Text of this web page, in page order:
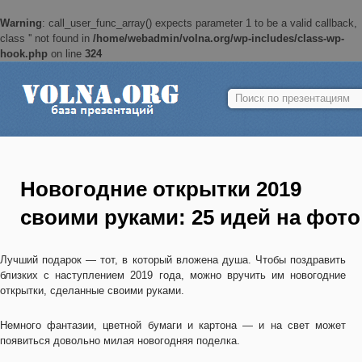
Warning: call_user_func_array() expects parameter 1 to be a valid callback,
class '' not found in /home/webadmin/volna.org/wp-includes/class-wp-
hook.php on line 324
Найти:
Новогодние открытки 2019
своими руками: 25 идей на фото
Лучший подарок — тот, в который вложена душа. Чтобы поздравить
близких с наступлением 2019 года, можно вручить им новогодние
открытки, сделанные своими руками.
Немного фантазии, цветной бумаги и картона — и на свет может
появиться довольно милая новогодняя поделка.